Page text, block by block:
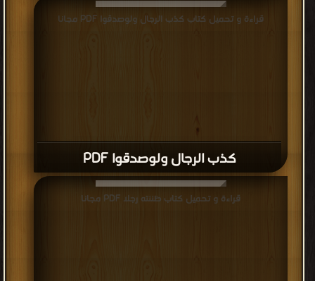
كذب الرجال ولوصدقوا PDF
قراءة و تحميل كتاب كذب الرجال ولوصدقوا PDF مجانا
قراءة و تحميل كتاب ظننته رجلا PDF مجانا